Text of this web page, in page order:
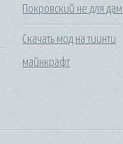
Покровский не для дам
Скачать мод на тиинти
майнкрафт